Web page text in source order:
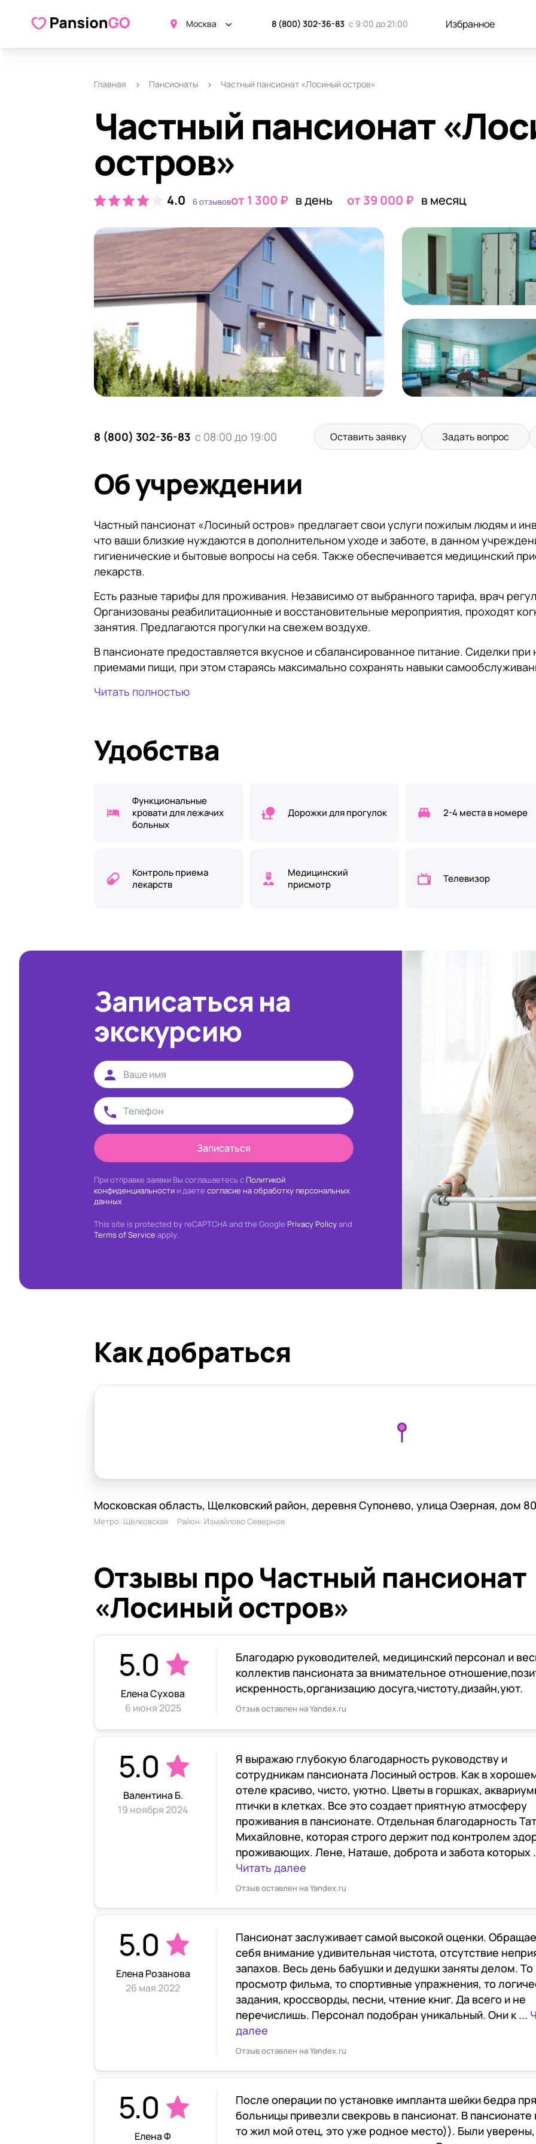
Москва 8 (800) 302-36-83 с 9:00 до 21:00 Избранное
О пансионате
Главная Пансионаты Частный пансионат «Лосиный остров»
Частный пансионат
остров»
4.0 6 отзывовот 1 300 ₽ в день от 39 000 ₽ в месяц
8 (800) 302-36-83 с 08:00 до 19:00 Оставить заявку Задать вопрос
Об учреждении
Частный пансионат «Лосиный остров» предлагает свои услуги пожилым людям и
что ваши близкие нуждаются в дополнительном уходе и заботе, в данном
гигиенические и бытовые вопросы на себя. Также обеспечивается медицинский
лекарств.
Есть разные тарифы для проживания. Независимо от выбранного тарифа, врач
Организованы реабилитационные и восстановительные мероприятия, проходят
занятия. Предлагаются прогулки на свежем воздухе.
В пансионате предоставляется вкусное и сбалансированное питание. Сиделки
приемами пищи, при этом стараясь максимально сохранять навыки
Читать полностью
Удобства
Функциональные
кровати для лежачих
больных
Дорожки для прогулок 2-4 места в номере
Контроль приема
лекарств
Медицинский
присмотр
Телевизор
Записаться на
экскурсию
Записаться
При отправке заявки Вы соглашаетесь с Политикой
конфиденциальности и даете согласие на обработку персональных
данных
This site is protected by reCAPTCHA and the Google Privacy Policyand
Terms of Service apply.
Как добраться
Московская область, Щелковский район, деревня Супонево, улица Озерная, дом 80
Метро: Щёлковская Район: Измайлово Северное
Отзывы про Частный пансионат
«Лосиный остров»
5.0
Елена Сухова
6 июня 2025
Благодарю руководителей, медицинский персонал и
коллектив пансионата за внимательное
искренность,организацию досуга,чистоту,дизайн,уют.
Отзыв оставлен на Yandex.ru
5.0
Валентина Б.
19 ноября 2024
Я выражаю глубокую благодарность руководству и
сотрудникам пансионата Лосиный остров. Как в
отеле красиво, чисто, уютно. Цветы в горшках,
птички в клетках. Все это создает приятную атмосферу
проживания в пансионате. Отдельная благодарность
Михайловне, которая строго держит под контролем
проживающих. Лене, Наташе, доброта и забота которых
Читать далее
Отзыв оставлен на Yandex.ru
5.0
Елена Розанова
26 мая 2022
Пансионат заслуживает самой высокой оценки.
себя внимание удивительная чистота, отсутствие
запахов. Весь день бабушки и дедушки заняты делом. То
просмотр фильма, то спортивные упражнения, то
задания, кроссворды, песни, чтение книг. Да всего и не
перечислишь. Персонал подобран уникальный. Они к ...
далее
Отзыв оставлен на Yandex.ru
5.0
Елена Ф
После операции по установке импланта шейки бедра
больницы привезли свекровь в пансионат. В пансионате
то жил мой отец, это уже родное место)). Были уверены,